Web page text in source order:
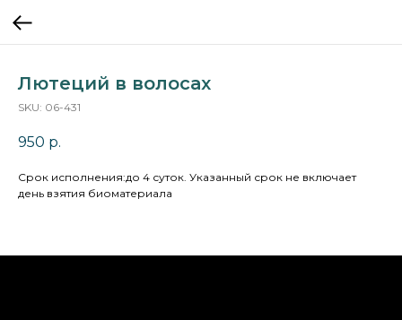
Лютеций в волосах
SKU: 06-431
950 р.
Cрок исполнения:до 4 суток. Указанный срок не включает
день взятия биоматериала